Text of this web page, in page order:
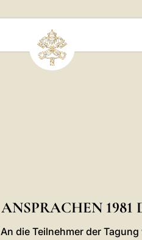
ANSPRACHEN 1981
An die Teilnehmer der